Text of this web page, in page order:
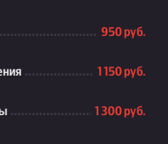
950 руб.
1 150 руб.
1 300 руб.